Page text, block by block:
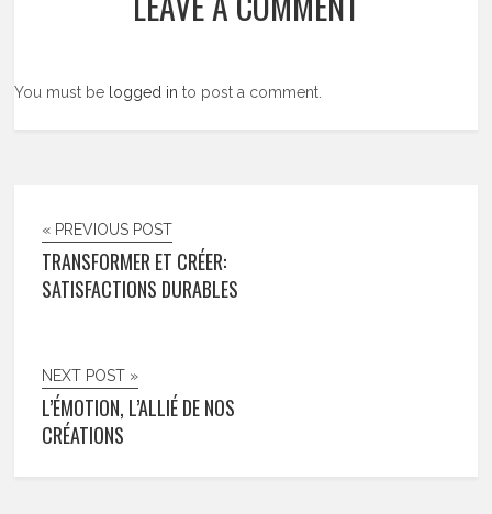
You must be logged in to post a comment.
« PREVIOUS POST
TRANSFORMER ET CRÉER:
SATISFACTIONS DURABLES
NEXT POST »
L’ÉMOTION, L’ALLIÉ DE NOS
CRÉATIONS